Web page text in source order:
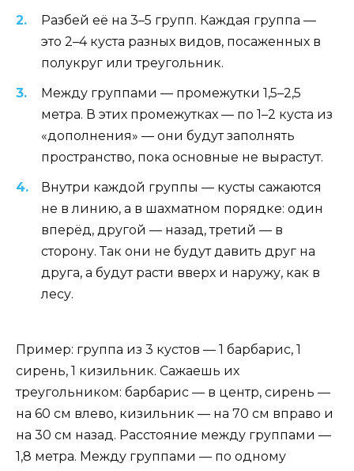
Разбей её на 3–5 групп. Каждая группа —
это 2–4 куста разных видов, посаженных в
полукруг или треугольник.
Между группами — промежутки 1,5–2,5
метра. В этих промежутках — по 1–2 куста из
«дополнения» — они будут заполнять
пространство, пока основные не вырастут.
Внутри каждой группы — кусты сажаются
не в линию, а в шахматном порядке: один
вперёд, другой — назад, третий — в
сторону. Так они не будут давить друг на
друга, а будут расти вверх и наружу, как в
лесу.
Пример: группа из 3 кустов — 1 барбарис, 1
сирень, 1 кизильник. Сажаешь их
треугольником: барбарис — в центр, сирень —
на 60 см влево, кизильник — на 70 см вправо и
на 30 см назад. Расстояние между группами —
1,8 метра. Между группами — по одному